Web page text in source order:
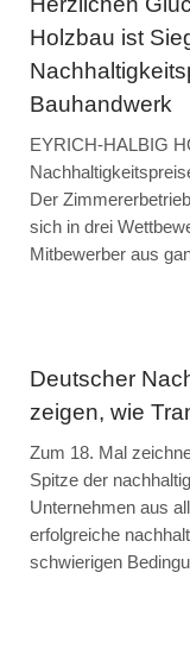
Holzbau ist
Bauhandwerk
EYRICH-HALBIG
Der
sich in drei
Mitbewerber aus
Deutscher
zeigen, wie
Zum 18. Mal
Spitze der
Unternehmen aus
erfolgreiche
schwierigen